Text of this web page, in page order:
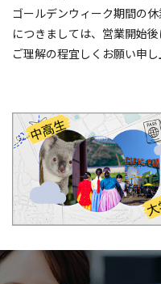
ゴールデンウィーク期間の
につきましては、営業開始
ご理解の程宜しくお願い申し